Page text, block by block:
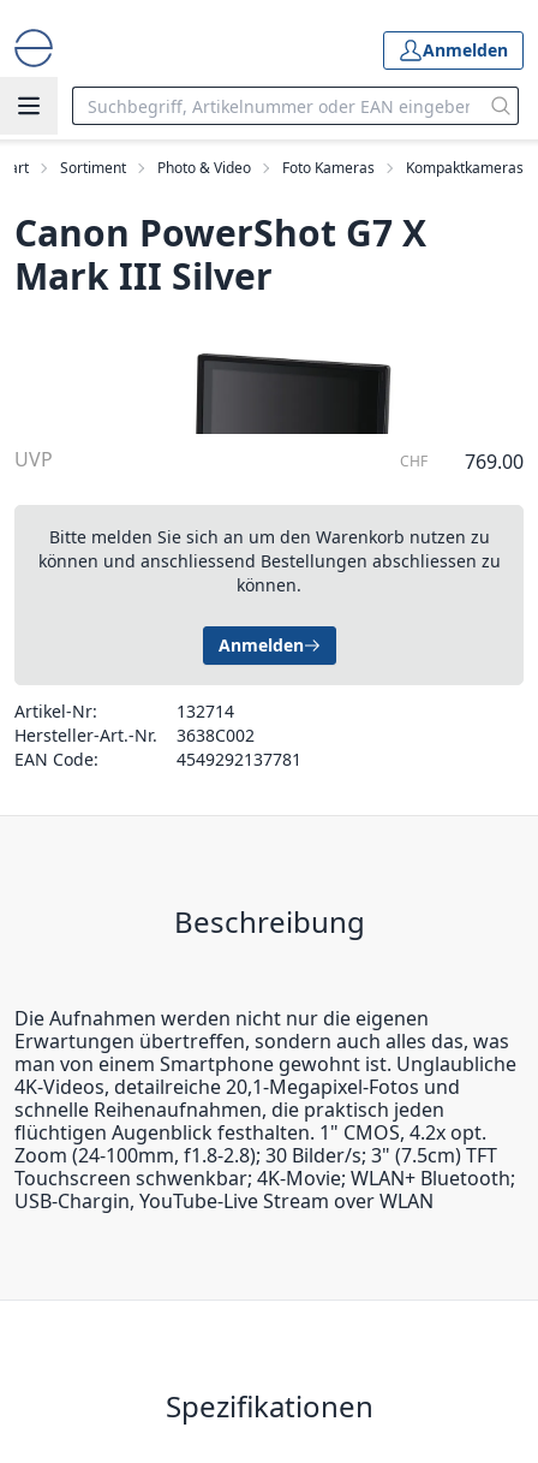
Anmelden
Sortiment Photo & Video Foto Kameras Kompaktkameras
Canon PowerShot G7 X
Mark III Silver
UVP CHF 769.00
Bitte melden Sie sich an um den Warenkorb nutzen zu
können und anschliessend Bestellungen abschliessen zu
können.
Anmelden
Artikel-Nr:
132714
Hersteller-Art.-Nr.
3638C002
EAN Code:
4549292137781
Beschreibung
Die Aufnahmen werden nicht nur die eigenen
Erwartungen übertreffen, sondern auch alles das, was
man von einem Smartphone gewohnt ist. Unglaubliche
4K-Videos, detailreiche 20,1-Megapixel-Fotos und
schnelle Reihenaufnahmen, die praktisch jeden
flüchtigen Augenblick festhalten. 1" CMOS, 4.2x opt.
Zoom (24-100mm, f1.8-2.8); 30 Bilder/s; 3" (7.5cm) TFT
Touchscreen schwenkbar; 4K-Movie; WLAN+ Bluetooth;
USB-Chargin, YouTube-Live Stream over WLAN
Spezifikationen